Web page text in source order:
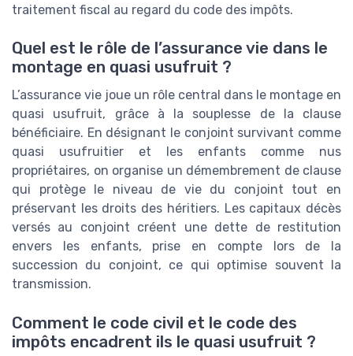
traitement fiscal au regard du code des impôts.
Quel est le rôle de l’assurance vie dans le
montage en quasi usufruit ?
L’assurance vie joue un rôle central dans le montage en
quasi usufruit, grâce à la souplesse de la clause
bénéficiaire. En désignant le conjoint survivant comme
quasi usufruitier et les enfants comme nus
propriétaires, on organise un démembrement de clause
qui protège le niveau de vie du conjoint tout en
préservant les droits des héritiers. Les capitaux décès
versés au conjoint créent une dette de restitution
envers les enfants, prise en compte lors de la
succession du conjoint, ce qui optimise souvent la
transmission.
Comment le code civil et le code des
impôts encadrent ils le quasi usufruit ?